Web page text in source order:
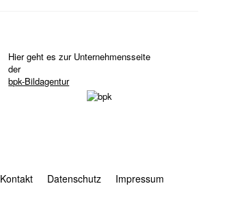
Hier geht es zur Unternehmensseite
der
bpk-Bildagentur
Kontakt Datenschutz Impressum